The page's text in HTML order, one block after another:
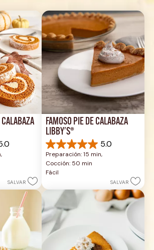
SALVAR
FAMOSO PIE DE CALABAZA
LIBBY'S®
5.0
5.0
de
5
estrellas.
reseñas
Preparación: 15 min,
Cocción: 50 min
Fácil
SALVAR